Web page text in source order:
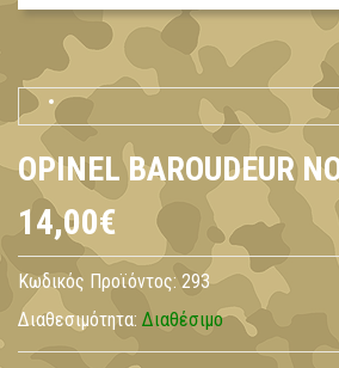
OPINEL BAROUDEUR
14,00€
Κωδικός Προϊόντος: 293
Διαθεσιμότητα: Διαθέσιμο